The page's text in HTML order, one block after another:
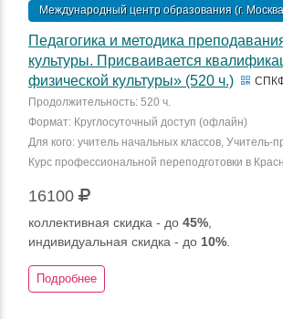
Международный центр образования (г.
Педагогика и методика
культуры. Присваивается
физической культуры» (520 ч.)
Продолжительность: 520 ч.
Формат: Круглосуточный доступ (офлайн)
Для кого: учитель начальных классов, Учитель-
Курс профессиональной переподготовки в
16100
коллективная скидка - до 45%
индивидуальная скидка - до 10%
Подробнее